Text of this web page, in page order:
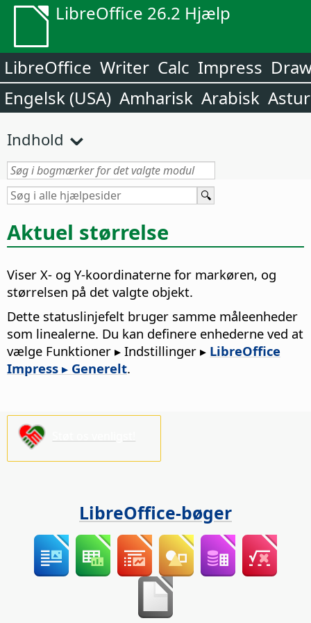
LibreOffice 26.2 Hjælp
LibreOffice Writer Calc Impress
Engelsk (USA) Amharisk Arabisk
Indhold
Aktuel størrelse
Viser X- og Y-koordinaterne for markøren, og
størrelsen på det valgte objekt.
Dette statuslinjefelt bruger samme måleenheder
som linealerne. Du kan definere enhederne ved at
vælge Funktioner ▸ Indstillinger ▸ LibreOffice
Impress ▸ Generelt.
LibreOffice-bøger